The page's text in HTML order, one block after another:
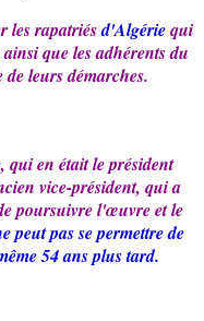
les rapatriésd'Algériequi
que les adhérents du
leurs démarches.
, qui en était le président
vice-président, qui a
poursuivre l'œuvre et le
peut pas se permettre de
54 ans plus tard.